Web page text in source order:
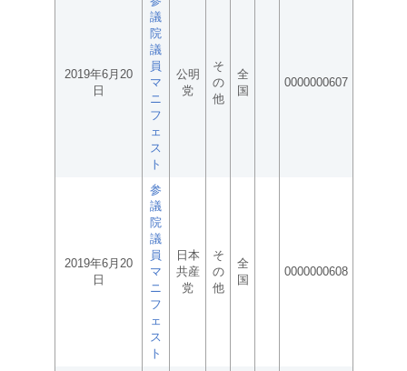
2019年6月20
日
議
院
議
員
マ
ニ
フ
ェ
ス
ト
公明
党
そ
の
他
全
国
0000000607
2019年6月20
日
参
議
院
議
員
マ
ニ
フ
ェ
ス
ト
日本
共産
党
そ
の
他
全
国
0000000608